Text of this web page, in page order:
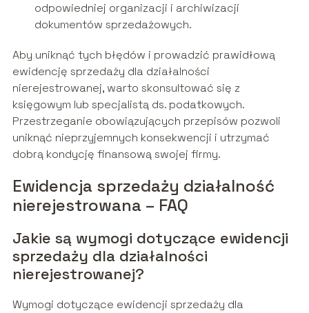
odpowiedniej organizacji i archiwizacji
dokumentów sprzedażowych.
Aby uniknąć tych błędów i prowadzić prawidłową
ewidencję sprzedaży dla działalności
nierejestrowanej, warto skonsultować się z
księgowym lub specjalistą ds. podatkowych.
Przestrzeganie obowiązujących przepisów pozwoli
uniknąć nieprzyjemnych konsekwencji i utrzymać
dobrą kondycję finansową swojej firmy.
Ewidencja sprzedaży działalność
nierejestrowana – FAQ
Jakie są wymogi dotyczące ewidencji
sprzedaży dla działalności
nierejestrowanej?
Wymogi dotyczące ewidencji sprzedaży dla